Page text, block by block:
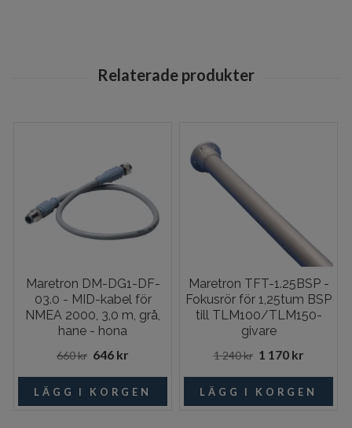
Maretron DM-DG1-DF-
03.0 - MID-kabel för
NMEA 2000, 3,0 m, grå,
hane - hona
660 kr 646 kr
Maretron TFT-1.25BSP -
Fokusrör för 1,25tum BSP
till TLM100/TLM150-
givare
1 240 kr 1 170 kr